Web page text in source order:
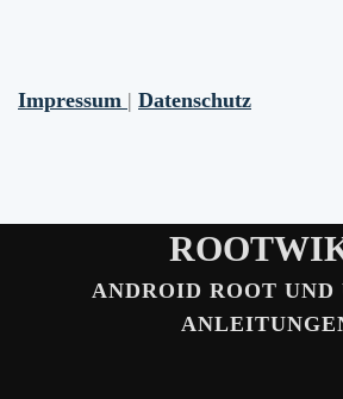
Impressum | Datenschutz
ANDROID ROOT UND